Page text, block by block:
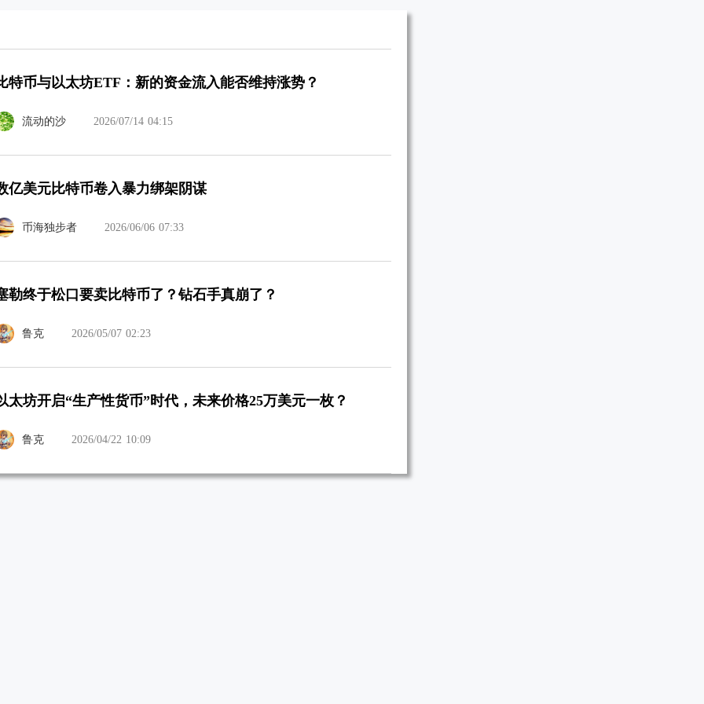
特币与以太坊ETF：新的资金流入能否维持涨势？
流动的沙 2026/07/14 04:15
亿美元比特币卷入暴力绑架阴谋
币海独步者 2026/06/06 07:33
勒终于松口要卖比特币了？钻石手真崩了？
鲁克 2026/05/07 02:23
太坊开启“生产性货币”时代，未来价格25万美元一枚？
鲁克 2026/04/22 10:09